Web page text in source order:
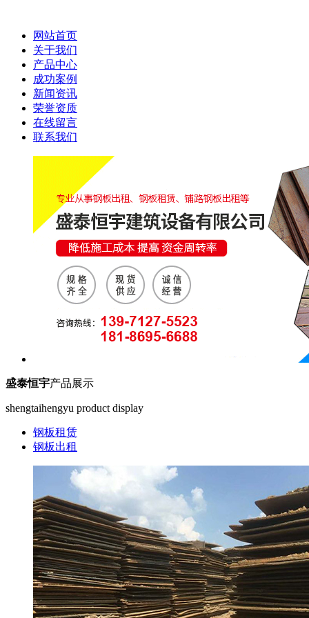
网站首页
关于我们
产品中心
成功案例
新闻资讯
荣誉资质
在线留言
联系我们
盛泰恒宇产品展示
shengtaihengyu product display
钢板租赁
钢板出租